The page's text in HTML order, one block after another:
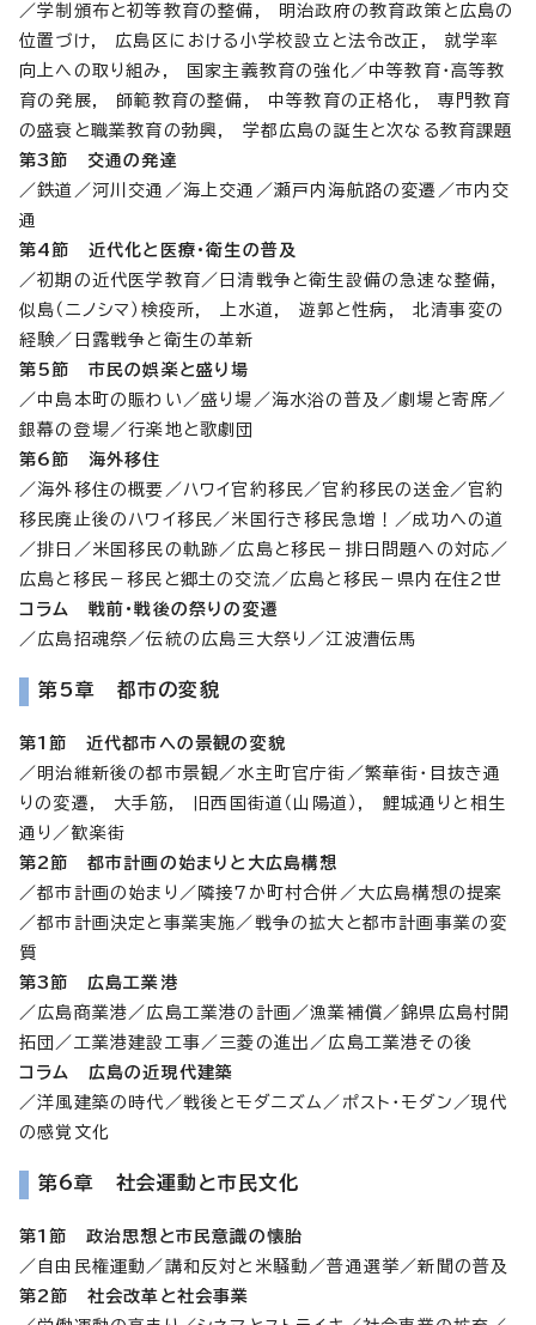
／学制頒布と初等教育の整備, 明治政府の教育政策と広島の
位置づけ, 広島区における小学校設立と法令改正, 就学率
向上への取り組み, 国家主義教育の強化／中等教育・高等教
育の発展, 師範教育の整備, 中等教育の正格化, 専門教育
の盛衰と職業教育の勃興, 学都広島の誕生と次なる教育課題
第3節 交通の発達
／鉄道／河川交通／海上交通／瀬戸内海航路の変遷／市内交
通
第4節 近代化と医療・衛生の普及
／初期の近代医学教育／日清戦争と衛生設備の急速な整備,
似島（ニノシマ）検疫所, 上水道, 遊郭と性病, 北清事変の
経験／日露戦争と衛生の革新
第5節 市民の娯楽と盛り場
／中島本町の賑わい／盛り場／海水浴の普及／劇場と寄席／
銀幕の登場／行楽地と歌劇団
第6節 海外移住
／海外移住の概要／ハワイ官約移民／官約移民の送金／官約
移民廃止後のハワイ移民／米国行き移民急増！／成功への道
／排日／米国移民の軌跡／広島と移民－排日問題への対応／
広島と移民－移民と郷土の交流／広島と移民－県内在住2世
コラム 戦前・戦後の祭りの変遷
／広島招魂祭／伝統の広島三大祭り／江波漕伝馬
第5章 都市の変貌
第1節 近代都市への景観の変貌
／明治維新後の都市景観／水主町官庁街／繁華街・目抜き通
りの変遷, 大手筋, 旧西国街道（山陽道）, 鯉城通りと相生
通り／歓楽街
第2節 都市計画の始まりと大広島構想
／都市計画の始まり／隣接7か町村合併／大広島構想の提案
／都市計画決定と事業実施／戦争の拡大と都市計画事業の変
質
第3節 広島工業港
／広島商業港／広島工業港の計画／漁業補償／錦県広島村開
拓団／工業港建設工事／三菱の進出／広島工業港その後
コラム 広島の近現代建築
／洋風建築の時代／戦後とモダニズム／ポスト・モダン／現代
の感覚文化
第6章 社会運動と市民文化
第1節 政治思想と市民意識の懐胎
／自由民権運動／講和反対と米騒動／普通選挙／新聞の普及
第2節 社会改革と社会事業